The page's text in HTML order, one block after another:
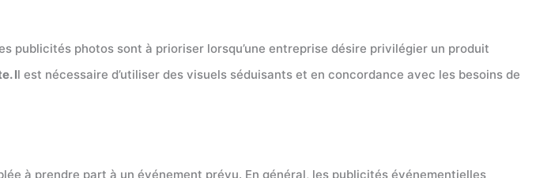
publicités photos sont à prioriser lorsqu’une entreprise désire privilégier un produit
Il est nécessaire d’utiliser des visuels séduisants et en concordance avec les besoins de
à prendre part à un événement prévu. En général, les publicités événementielles